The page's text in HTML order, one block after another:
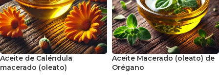
Aceite de Caléndula
macerado (oleato)
Aceite Macerado (oleato) de
Orégano